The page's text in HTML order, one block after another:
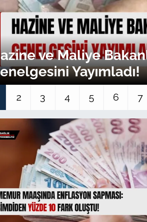
ve Maliye
Yayımladı!
2 3 4 5 6 7